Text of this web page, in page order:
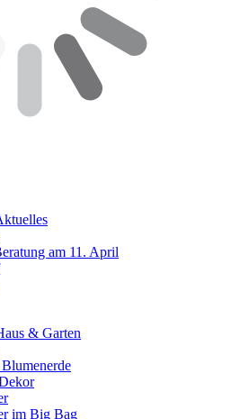
am 11. April
& Garten
im Big Bag